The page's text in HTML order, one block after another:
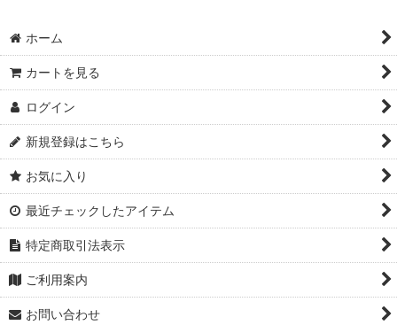
ホーム
カートを見る
ログイン
新規登録はこちら
お気に入り
最近チェックしたアイテム
特定商取引法表示
ご利用案内
お問い合わせ